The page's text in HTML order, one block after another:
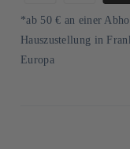
*ab 50 € an einer
Hauszustellung in
Europa